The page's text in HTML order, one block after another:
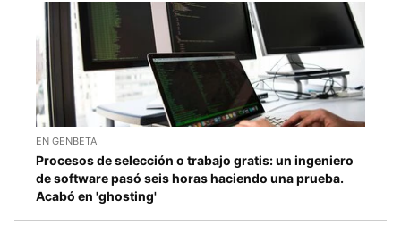
EN GENBETA
Procesos de selección o trabajo gratis: un ingeniero
de software pasó seis horas haciendo una prueba.
Acabó en 'ghosting'